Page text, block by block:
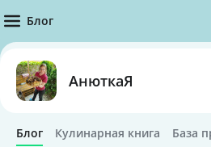
Блог
АнюткаЯ
Блог Кулинарная книга База